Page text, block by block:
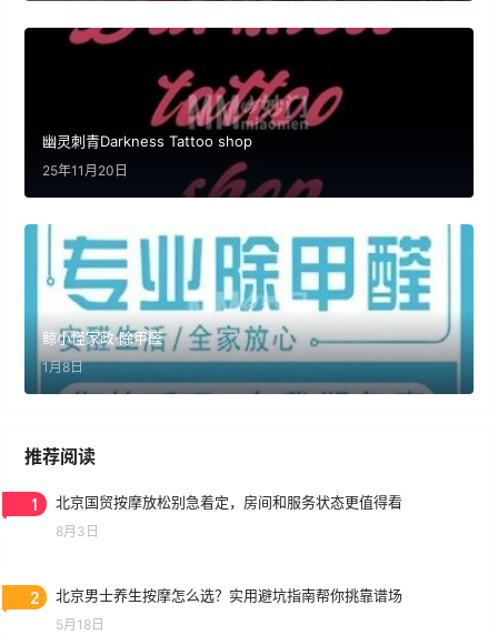
幽灵刺青Darkness Tattoo shop
25年11月20日
鲸小怪家政·除甲醛
1月8日
推荐阅读
1 北京国贸按摩放松别急着定，房间和服务状态更值得看
8月3日
2 北京男士养生按摩怎么选？实用避坑指南帮你挑靠谱场
5月18日